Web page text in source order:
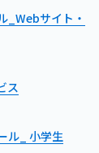
_Webサイト・
ス
ル_ 小学生